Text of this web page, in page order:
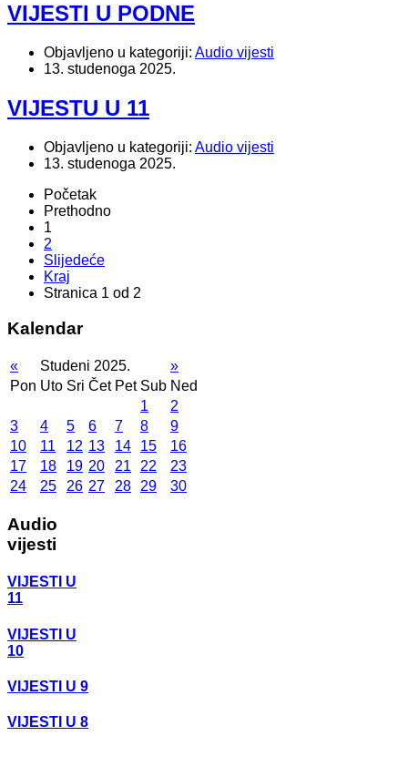
VIJESTI U PODNE
Objavljeno u kategoriji: Audio vijesti
13. studenoga 2025.
VIJESTU U 11
Objavljeno u kategoriji: Audio vijesti
13. studenoga 2025.
Početak
Prethodno
1
2
Slijedeće
Kraj
Stranica 1 od 2
Kalendar
« Studeni 2025.
»
Pon Uto Sri Čet Pet Sub Ned
1
2
3
4 5 6 7 8
9
10
11 12 13 14 15
16
17
18 19 20 21 22
23
24
25 26 27 28 29 30
Audio
vijesti
VIJESTI U
11
VIJESTI U
10
VIJESTI U 9
VIJESTI U 8